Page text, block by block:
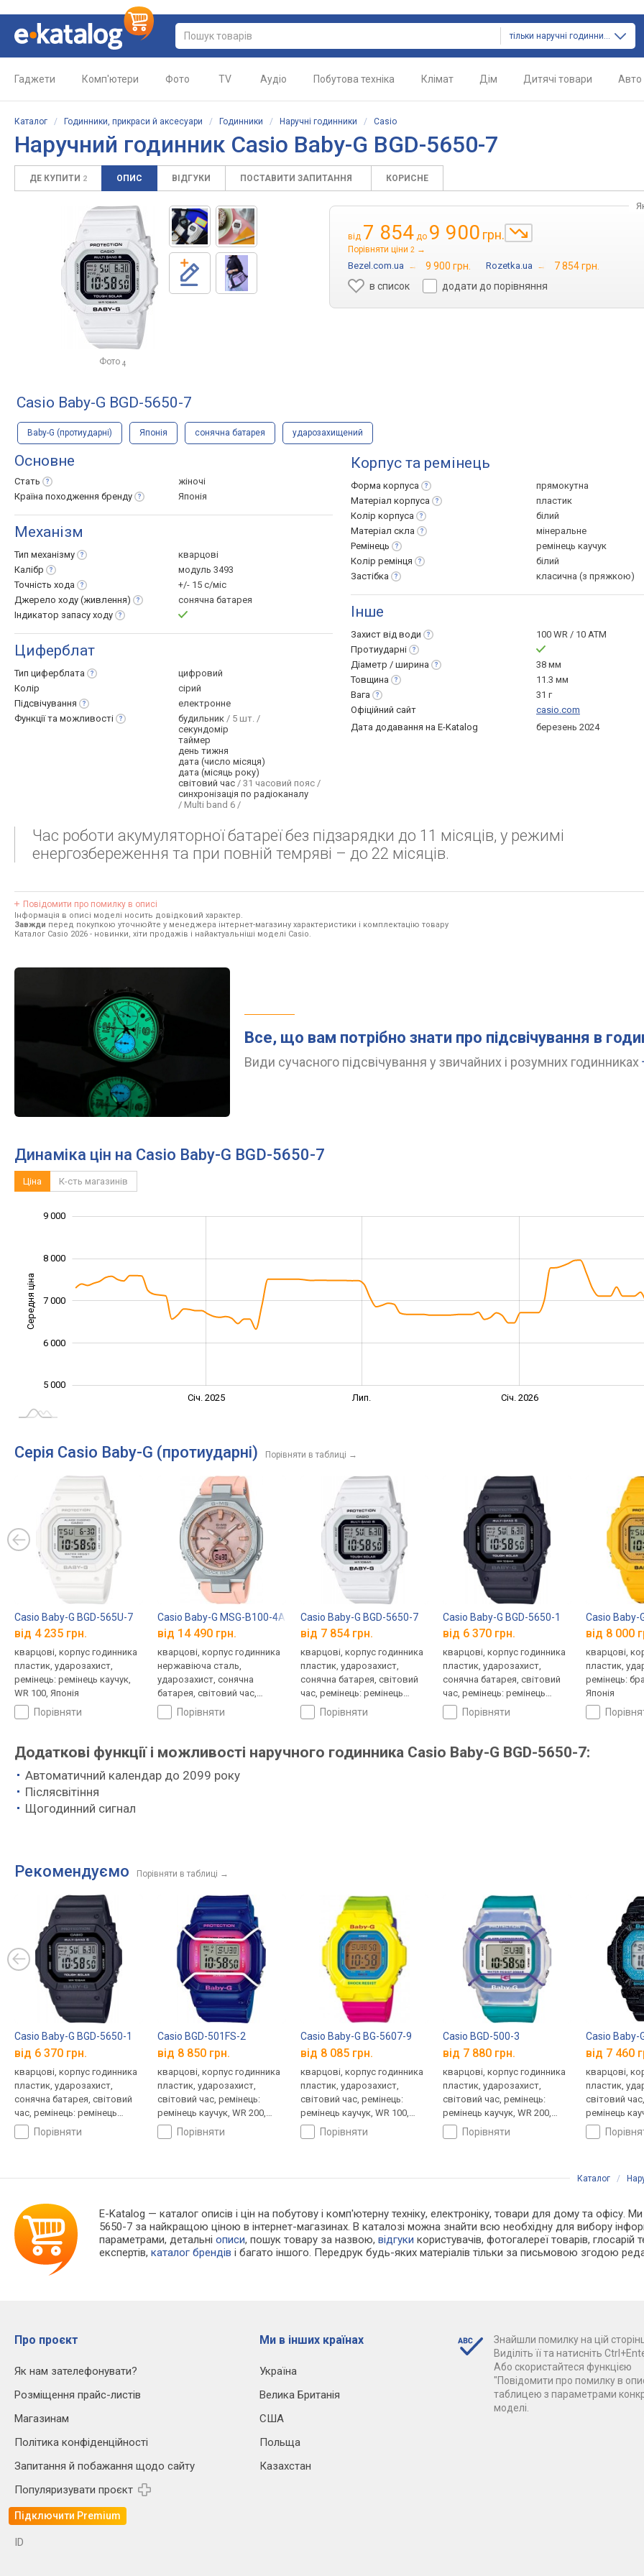
тільки наручні годинники
Гаджети Комп'ютери Фото TV Аудіо Побутова техніка Клімат Дім Дитячі товари Авто
Каталог / Годинники, прикраси й аксесуари / Годинники / Наручні годинники / Casio
Наручний годинник Casio Baby-G BGD-5650-7
ДЕ КУПИТИ 2 ОПИС ВІДГУКИ ПОСТАВИТИ ЗАПИТАННЯ КОРИСНЕ
Фото 4
від 7 854 до 9 900 грн.
Порівняти ціни 2 →
Bezel.com.ua → 9 900 грн. Rozetka.ua →
7 854 грн.
в список
додати до порівняння
Casio Baby-G BGD-5650-7
Baby-G (протиударні) Японія сонячна батарея ударозахищений
Основне
Стать
жіночі
Країна походження бренду Японія
Механізм
Тип механізму
кварцові
Калібр
модуль 3493
Точність хода
+/- 15 с/міс
Джерело ходу (живлення)
сонячна батарея
Індикатор запасу ходу
Циферблат
Тип циферблата
цифровий
Колір
сірий
Підсвічування
електронне
Функції та можливості будильник / 5 шт. /
секундомір
таймер
день тижня
дата (число місяця)
дата (місяць року)
світовий час / 31 часовий пояс /
синхронізація по радіоканалу
/ Multi band 6 /
Корпус та ремінець
Форма корпуса
прямокутна
Матеріал корпуса
пластик
Колір корпуса
білий
Матеріал скла
мінеральне
Ремінець
ремінець каучук
Колір ремінця
білий
Застібка
класична (з пряжкою)
Інше
Захист від води
100 WR / 10 ATM
Протиударні
Діаметр / ширина
38 мм
Товщина
11.3 мм
Вага
31 г
Офіційний сайт
casio.com
Дата додавання на E-Katalog
березень 2024
Час роботи акумуляторної батареї без підзарядки до 11 місяців, у режимі
енергозбереження та при повній темряві – до 22 місяців.
Повідомити про помилку в описі
Інформація в описі моделі носить довідковий характер.
Завжди перед покупкою уточнюйте у менеджера інтернет-магазину характеристики і комплектацію товару
Каталог Casio 2026 - новинки, хіти продажів і найактуальніші моделі Casio.
Все, що вам потрібно знати про підсвічування в
Види сучасного підсвічування у звичайних і розумних годинниках
Динаміка цін на Casio Baby-G BGD-5650-7
Ціна К-сть магазинів
Середня ціна 5 000
5 000
6 000
7 000
8 000
9 000
Січ. 2025 Лип. Січ. 2026
Серія Casio Baby-G (протиударні) Порівняти в таблиці →
Casio Baby-G BGD-565U-7
від 4 235 грн.
кварцові, корпус годинника
пластик, ударозахист,
ремінець: ремінець каучук,
WR 100, Японія
порівняти
Casio Baby-G MSG-B100-4A
від 14 490 грн.
кварцові, корпус годинника
нержавіюча сталь,
ударозахист, сонячна
батарея, світовий час,
Bluetooth, ремінець: ремінець
каучук, WR 100, Японія
порівняти
Casio Baby-G BGD-5650-7
від 7 854 грн.
кварцові, корпус годинника
пластик, ударозахист,
сонячна батарея, світовий
час, ремінець: ремінець
каучук, WR 100, Японія
порівняти
Casio Baby-G BGD-5650-1
від 6 370 грн.
кварцові, корпус годинника
пластик, ударозахист,
сонячна батарея, світовий
час, ремінець: ремінець
каучук, WR 100, Японія
порівняти
Casio Baby-
від 8 000
кварцові,
пластик,
ремінець:
Японія
Додаткові функції і можливості наручного годинника Casio Baby-G BGD-5650-7:
Автоматичний календар до 2099 року
Післясвітіння
Щогодинний сигнал
Рекомендуємо Порівняти в таблиці →
Casio Baby-G BGD-5650-1
від 6 370 грн.
кварцові, корпус годинника
пластик, ударозахист,
сонячна батарея, світовий
час, ремінець: ремінець
каучук, WR 100, Японія
порівняти
Casio BGD-501FS-2
від 8 850 грн.
кварцові, корпус годинника
пластик, ударозахист,
світовий час, ремінець:
ремінець каучук, WR 200,
Японіяпорівняти
Casio Baby-G BG-5607-9
від 8 085 грн.
кварцові, корпус годинника
пластик, ударозахист,
світовий час, ремінець:
ремінець каучук, WR 100,
Японіяпорівняти
Casio BGD-500-3
від 7 880 грн.
кварцові, корпус годинника
пластик, ударозахист,
світовий час, ремінець:
ремінець каучук, WR 200,
Японіяпорівняти
Casio Baby-
від 7 460
кварцові,
пластик,
світовий
ремінець
Японія
Каталог /
E-Katalog — каталог описів і цін на побутову і комп'ютерну техніку, електроніку, товари для дому та офісу.
5650-7 за найкращою ціною в інтернет-магазинах. В каталозі можна знайти всю необхідну для вибору
параметрами, детальніописи, пошук товару за назвою,відгуки користувачів, фотогалереї товарів, глосарій
експертів,каталог брендів і багато іншого. Передрук будь-яких матеріалів тільки за письмовою згодою
Про проєкт
Як нам зателефонувати?
Розміщення прайс-листів
Магазинам
Політика конфіденційності
Запитання й побажання щодо сайту
Популяризувати проєкт
Підключити Premium
Ми в інших країнах
Україна
Велика Британія
США
Польща
Казахстан
Знайшли помилку на цій
Виділіть її та натисніть
Або скористайтеся функцією
"Повідомити про помилку в
таблицею з параметрами
моделі.
ID